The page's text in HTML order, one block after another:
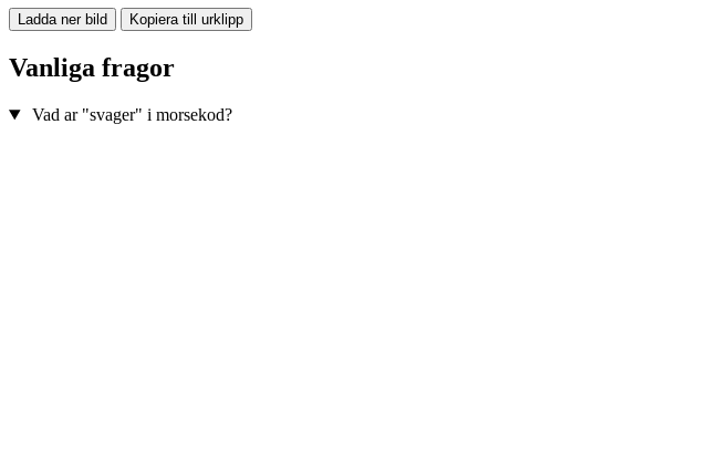
Ladda ner bild Kopiera till urklipp
Vanliga fragor
Vad ar "svager" i morsekod?